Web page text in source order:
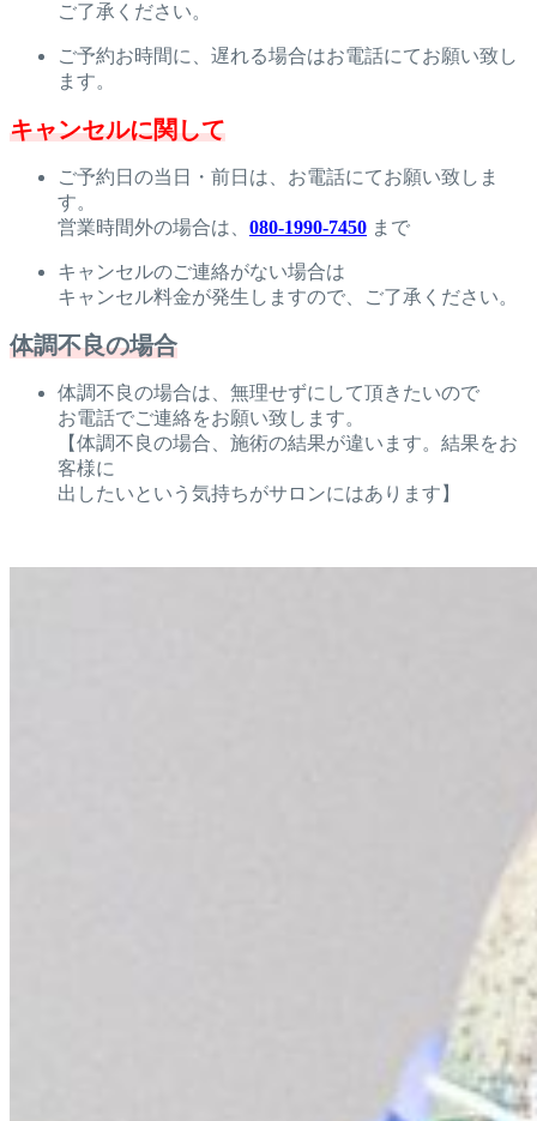
ご了承ください。
ご予約お時間に、遅れる場合はお電話にてお願い致し
ます。
キャンセルに関して
ご予約日の当日・前日は、お電話にてお願い致しま
す。
営業時間外の場合は、 080-1990-7450 まで
キャンセルのご連絡がない場合は
キャンセル料金が発生しますので、ご了承ください。
体調不良の場合
体調不良の場合は、無理せずにして頂きたいので
お電話でご連絡をお願い致します。
【体調不良の場合、施術の結果が違います。結果をお
客様に
出したいという気持ちがサロンにはあります】